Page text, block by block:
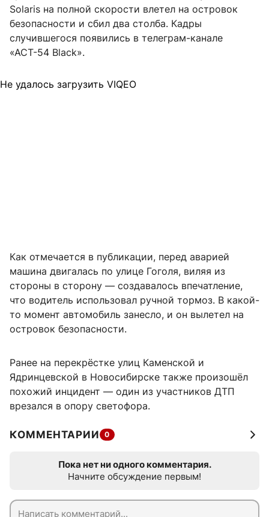
Solaris на полной скорости влетел на островок
безопасности и сбил два столба. Кадры
случившегося появились в телеграм-канале
«АСТ-54 Black».
Не удалось загрузить VIQEO
Как отмечается в публикации, перед аварией
машина двигалась по улице Гоголя, виляя из
стороны в сторону — создавалось впечатление,
что водитель использовал ручной тормоз. В какой-
то момент автомобиль занесло, и он вылетел на
островок безопасности.
Ранее на перекрёстке улиц Каменской и
Ядринцевской в Новосибирске также произошёл
похожий инцидент — один из участников ДТП
врезался в опору светофора.
КОММЕНТАРИИ 0
Пока нет ни одного комментария.
Начните обсуждение первым!